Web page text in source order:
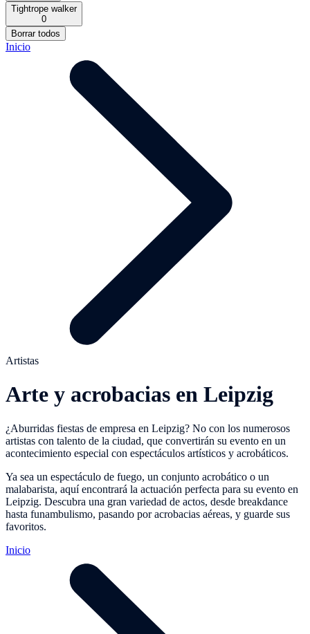
Tightrope walker
0
Borrar todos
Inicio
Artistas
Arte y acrobacias en Leipzig
¿Aburridas fiestas de empresa en Leipzig? No con los numerosos
artistas con talento de la ciudad, que convertirán su evento en un
acontecimiento especial con espectáculos artísticos y acrobáticos.
Ya sea un espectáculo de fuego, un conjunto acrobático o un
malabarista, aquí encontrará la actuación perfecta para su evento en
Leipzig. Descubra una gran variedad de actos, desde breakdance
hasta funambulismo, pasando por acrobacias aéreas, y guarde sus
favoritos.
Inicio